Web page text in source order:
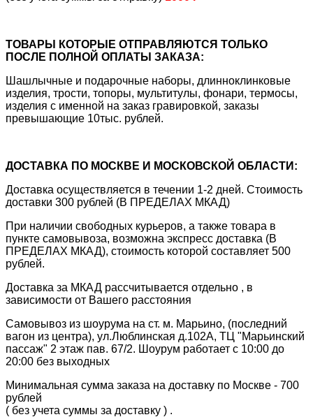
ТОВАРЫ КОТОРЫЕ ОТПРАВЛЯЮТСЯ ТОЛЬКО
ПОСЛЕ ПОЛНОЙ ОПЛАТЫ ЗАКАЗА:
Шашлычные и подарочные наборы, длинноклинковые
изделия, трости, топоры, мультитулы, фонари, термосы,
изделия с именной на заказ гравировкой, заказы
превышающие 10тыс. рублей.
ДОСТАВКА ПО МОСКВЕ И МОСКОВСКОЙ ОБЛАСТИ:
Доставка осуществляется в течении 1-2 дней. Стоимость
доставки 300 рублей (В ПРЕДЕЛАХ МКАД)
При наличии свободных курьеров, а также товара в
пункте самовывоза, возможна экспресс доставка (В
ПРЕДЕЛАХ МКАД), стоимость которой составляет 500
рублей.
Доставка за МКАД рассчитывается отдельно , в
зависимости от Вашего расстояния
Самовывоз из шоурума на ст. м. Марьино, (последний
вагон из центра), ул.Люблинская д.102А, ТЦ "Марьинский
пассаж" 2 этаж пав. 67/2. Шоурум работает с 10:00 до
20:00 без выходных
Минимальная сумма заказа на доставку по Москве - 700
рублей
( без учета суммы за доставку ) .